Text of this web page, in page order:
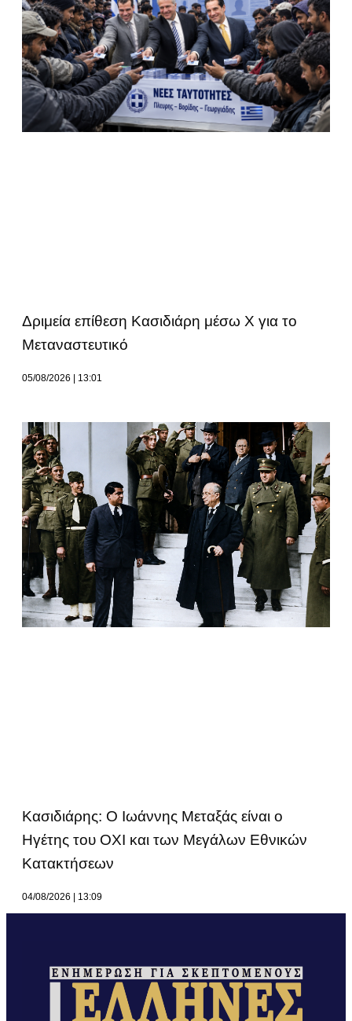
Δριμεία επίθεση Κασιδιάρη μέσω Χ για το
Μεταναστευτικό
05/08/2026 13:01
Κασιδιάρης: Ο Ιωάννης Μεταξάς είναι ο
Ηγέτης του ΟΧΙ και των Μεγάλων Εθνικών
Κατακτήσεων
04/08/2026 13:09